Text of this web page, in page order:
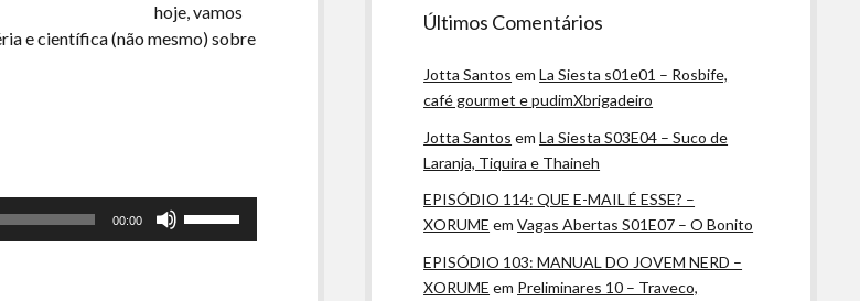
hoje, vamos
e científica (não mesmo) sobre
00:00
Últimos Comentários
Jotta Santos emLa Siesta s01e01 – Rosbife,
café gourmet e pudimXbrigadeiro
Jotta Santos emLa Siesta S03E04 – Suco de
Laranja, Tiquira e Thaineh
EPISÓDIO 114: QUE E-MAIL É ESSE? –
XORUME emVagas Abertas S01E07 – O Bonito
EPISÓDIO 103: MANUAL DO JOVEM NERD –
XORUME em Preliminares 10 – Traveco,